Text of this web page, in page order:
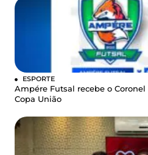
ESPORTE
Ampére Futsal recebe o
Copa União